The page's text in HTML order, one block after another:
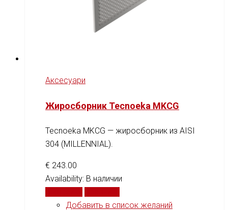
Аксесуари
Жиросборник Tecnoeka MKCG
Tecnoeka MKCG — жиросборник из AISI
304 (MILLENNIAL).
€ 243.00
Availability: В наличии
Добавить в список желаний